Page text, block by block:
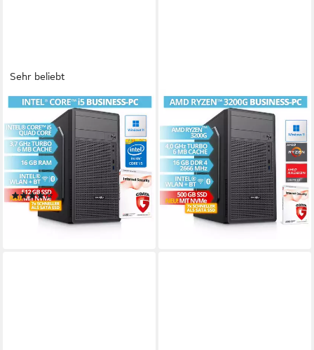
Sehr beliebt
BRAINZAP
Office/Home/Desktop PC
Business-PC
Intel Core i5
Prozessor
16 GB DDR3
Arbeitsspeicher
512 GB Speicherkapazität
(33)
329,99 €
16,39 €mtl. in 24 Raten
BRAINZAP
Office/Home/Desktop PC
Business-PC
AMD Ryzen 3
Prozessor
16 GB DDR4
Arbeitsspeicher
500 GB Speicherkapazität
379,99 €
18,87 €mtl. in 24 Raten
lieferbar - in 2-3 Werktagen bei dir